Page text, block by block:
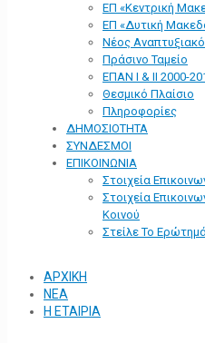
ΕΠ «Kεντρική
ΕΠ «Δυτική
Νέος
Πράσινο Ταμείο
ΕΠΑΝ Ι & ΙΙ 2000-
Θεσμικό Πλαίσιο
Πληροφορίες
ΔΗΜΟΣΙΟΤΗΤΑ
ΣΥΝΔΕΣΜΟΙ
ΕΠΙΚΟΙΝΩΝΙΑ
Στοιχεία
Στοιχεία
Κοινού
Στείλε Το
ΑΡΧΙΚΗ
ΝΕΑ
Η ΕΤΑΙΡΙΑ